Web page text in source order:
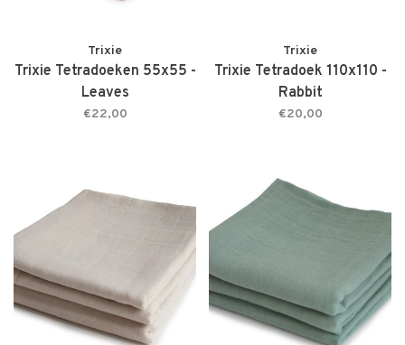
Trixie
Trixie Tetradoeken 55x55 -
Leaves
€22,00
Trixie
Trixie Tetradoek 110x110 -
Rabbit
€20,00